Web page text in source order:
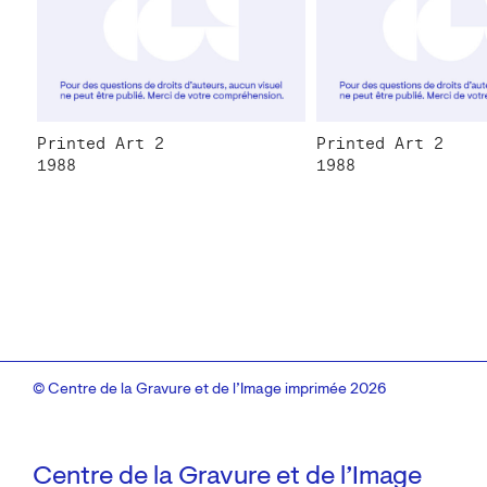
Printed Art 2
1988
Printed Art 2
1988
Centre de la Gravure et de l’Image
© Centre de la Gravure et de l’Image imprimée 2026